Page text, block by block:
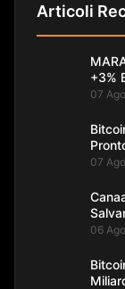
Articoli
+3%
07
07
06